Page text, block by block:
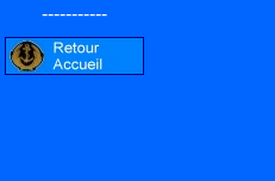
-----------